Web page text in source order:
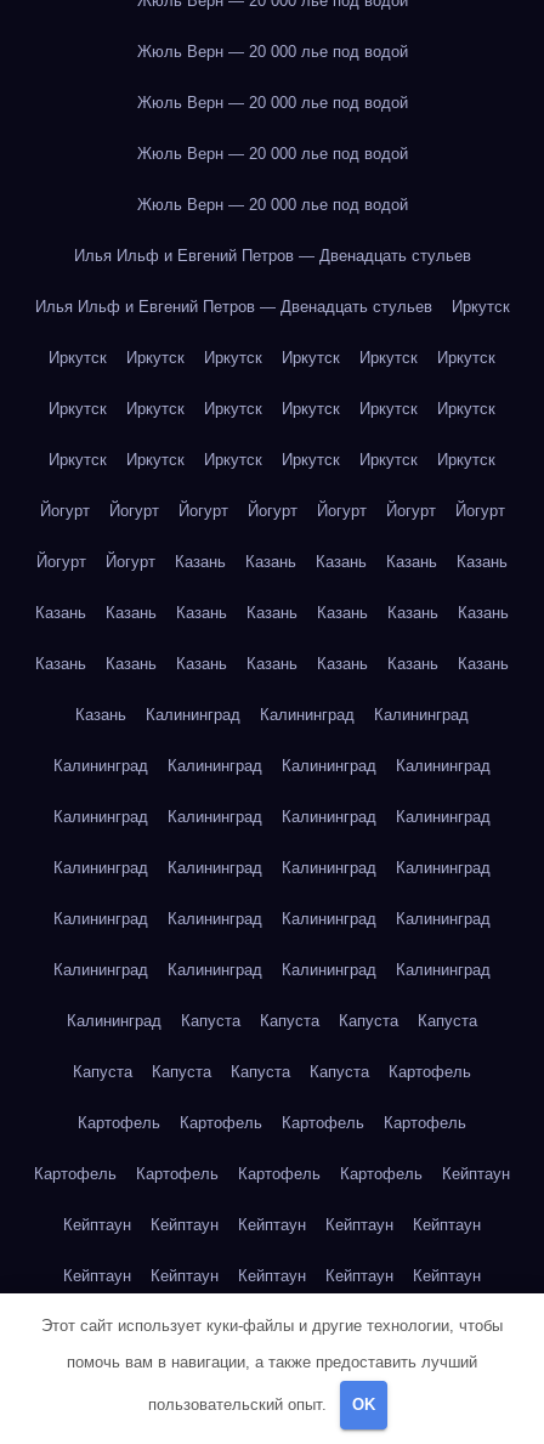
Жюль Верн — 20 000 лье под водой
Жюль Верн — 20 000 лье под водой
Жюль Верн — 20 000 лье под водой
Жюль Верн — 20 000 лье под водой
Илья Ильф и Евгений Петров — Двенадцать стульев
Илья Ильф и Евгений Петров — Двенадцать стульев Иркутск
Иркутск Иркутск Иркутск Иркутск Иркутск Иркутск
Иркутск Иркутск Иркутск Иркутск Иркутск Иркутск
Иркутск Иркутск Иркутск Иркутск Иркутск Иркутск
Йогурт Йогурт Йогурт Йогурт Йогурт Йогурт Йогурт
Йогурт Йогурт Казань Казань Казань Казань Казань
Казань Казань Казань Казань Казань Казань Казань
Казань Казань Казань Казань Казань Казань Казань
Казань Калининград Калининград Калининград
Калининград Калининград Калининград Калининград
Калининград Калининград Калининград Калининград
Калининград Калининград Калининград Калининград
Калининград Калининград Калининград Калининград
Калининград Калининград Калининград Калининград
Калининград Капуста Капуста Капуста Капуста
Капуста Капуста Капуста Капуста Картофель
Картофель Картофель Картофель Картофель
Картофель Картофель Картофель Картофель Кейптаун
Кейптаун Кейптаун Кейптаун Кейптаун Кейптаун
Кейптаун Кейптаун Кейптаун Кейптаун Кейптаун
Кейптаун Кейптаун Кейптаун Кейптаун Кейптаун
Кейптаун
Клубника
Этот сайт использует куки-файлы и другие технологии, чтобы
помочь вам в навигации, а также предоставить лучший
пользовательский опыт. OK